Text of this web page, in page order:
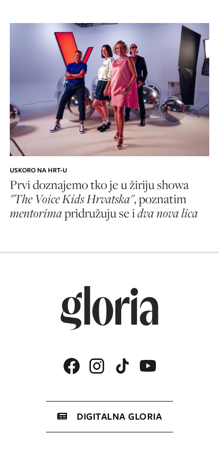
USKORO NA HRT-U
Prvi doznajemotko je u žiriju showa
"The Voice Kids Hrvatska", poznatim
mentorimapridružuju se idva nova lica
DIGITALNA GLORIA